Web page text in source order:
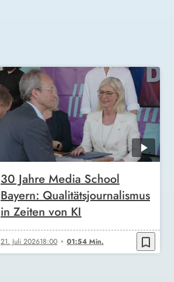
30 Jahre Media School
Bayern: Qualitätsjournalismus
in Zeiten von KI
21. Juli 202618:00 01:54 Min. bookmark_border